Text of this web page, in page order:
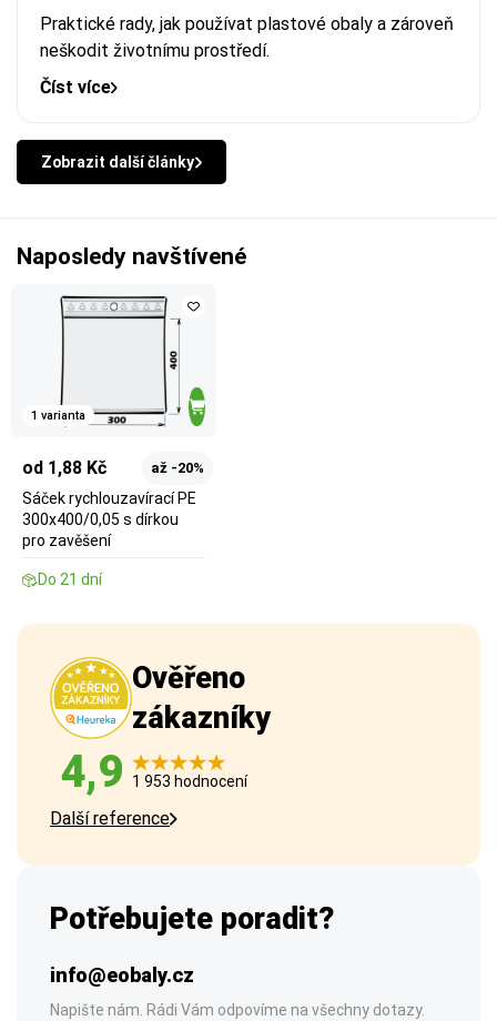
Praktické rady, jak používat plastové obaly a zároveň
neškodit životnímu prostředí.
Číst více
Zobrazit další články
Naposledy navštívené
1 varianta
od 1,88 Kč až -20%
Sáček rychlouzavírací PE
300x400/0,05 s dírkou
pro zavěšení
Do 21 dní
Ověřeno
zákazníky
4,9 1 953 hodnocení
Další reference
Potřebujete poradit?
info@eobaly.cz
Napište nám. Rádi Vám odpovíme na všechny dotazy.